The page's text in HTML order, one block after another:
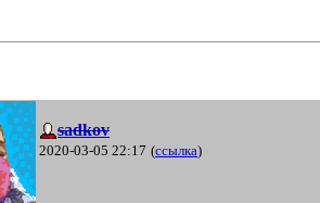
sadkov
2020-03-05 22:17 (ссылка)